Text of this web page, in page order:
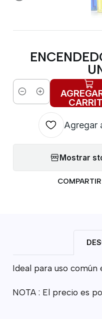
Cantidad
Agregar
Mostrar
Ideal para uso común
NOTA : El precio es